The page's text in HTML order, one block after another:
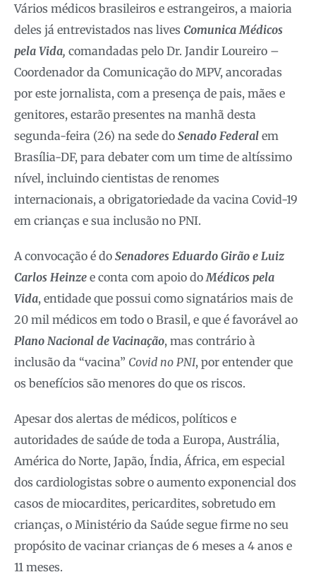
Vários médicos brasileiros e estrangeiros, a maioria
deles já entrevistados nas lives Comunica Médicos
pela Vida, comandadas pelo Dr. Jandir Loureiro –
Coordenador da Comunicação do MPV, ancoradas
por este jornalista, com a presença de pais, mães e
genitores, estarão presentes na manhã desta
segunda-feira (26) na sede do Senado Federal em
Brasília-DF, para debater com um time de altíssimo
nível, incluindo cientistas de renomes
internacionais, a obrigatoriedade da vacina Covid-19
em crianças e sua inclusão no PNI.
A convocação é do Senadores Eduardo Girão e Luiz
Carlos Heinze e conta com apoio do Médicos pela
Vida, entidade que possui como signatários mais de
20 mil médicos em todo o Brasil, e que é favorável ao
Plano Nacional de Vacinação, mas contrário à
inclusão da “vacina” Covid no PNI, por entender que
os benefícios são menores do que os riscos.
Apesar dos alertas de médicos, políticos e
autoridades de saúde de toda a Europa, Austrália,
América do Norte, Japão, Índia, África, em especial
dos cardiologistas sobre o aumento exponencial dos
casos de miocardites, pericardites, sobretudo em
crianças, o Ministério da Saúde segue firme no seu
propósito de vacinar crianças de 6 meses a 4 anos e
11 meses.